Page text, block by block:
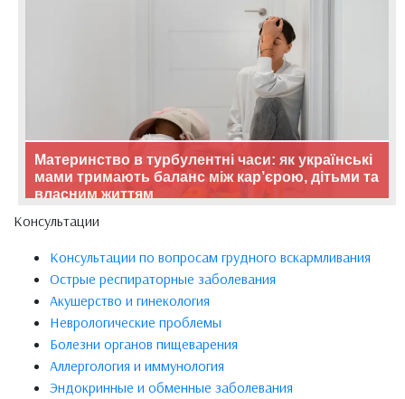
Материнство в турбулентні часи: як українські
мами тримають баланс між кар’єрою, дітьми та
власним життям
Консультации
Консультации по вопросам грудного вскармливания
Острые респираторные заболевания
Акушерство и гинекология
Неврологические проблемы
Болезни органов пищеварения
Аллергология и иммунология
Эндокринные и обменные заболевания